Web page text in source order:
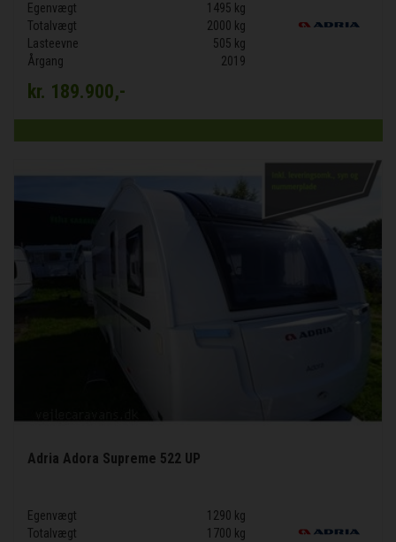
Egenvægt
1495 kg
Totalvægt
2000 kg
Lasteevne
505 kg
Årgang
2019
kr. 189.900,-
Adria Adora Supreme 522 UP
Egenvægt
1290 kg
Totalvægt
1700 kg